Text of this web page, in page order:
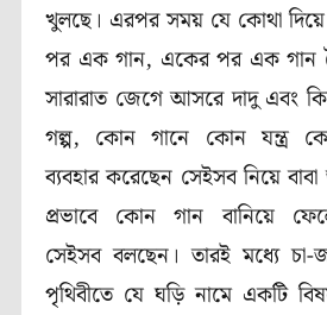
খুলছে। এরপর সময় যে কোথা
পর এক গান, একের পর এক গান
সারারাত জেগে আসরে দাদু এবং
গল্প, কোন গানে কোন যন্ত্র
ব্যবহার করেছেন সেইসব নিয়ে
প্রভাবে কোন গান বানিয়ে
সেইসব বলছেন। তারই মধ্যে চা-
পৃথিবীতে যে ঘড়ি নামে একটি